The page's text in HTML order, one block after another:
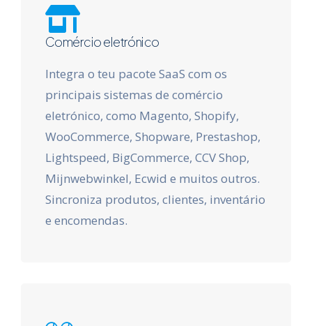
Comércio eletrónico
Integra o teu pacote SaaS com os
principais sistemas de comércio
eletrónico, como Magento, Shopify,
WooCommerce, Shopware, Prestashop,
Lightspeed, BigCommerce, CCV Shop,
Mijnwebwinkel, Ecwid e muitos outros.
Sincroniza produtos, clientes, inventário
e encomendas.